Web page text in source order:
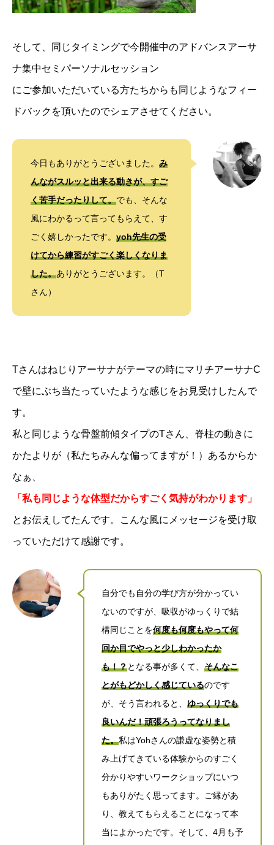
そして、同じタイミングで今開催中のアドバンスアーサ
ナ集中セミパーソナルセッション
にご参加いただいている方たちからも同じようなフィー
ドバックを頂いたのでシェアさせてください。
今日もありがとうございました。 み
んながスルッと出来る動きが、すご
く苦手だったりして。でも、そんな
風にわかるって言ってもらえて、す
ごく嬉しかったです。 yoh先生の受
けてから練習がすごく楽しくなりま
した。ありがとうございます。（T
さん）
Tさんはねじりアーサナがテーマの時にマリチアーサナC
で壁にぶち当たっていたような感じをお見受けしたんで
す。
私と同じような骨盤前傾タイプのTさん、脊柱の動きに
かたよりが（私たちみんな偏ってますが！）あるからか
なぁ、
「私も同じような体型だからすごく気持がわかります」
とお伝えしてたんです。こんな風にメッセージを受け取
っていただけて感謝です。
自分でも自分の学び方が分かってい
ないのですが、吸収がゆっくりで結
構同じことを何度も何度もやって何
回か目でやっと少しわかったか
も！？となる事が多くて、 そんなこ
とがもどかしく感じているのです
が、そう言われると、 ゆっくりでも
良いんだ！頑張ろうってなりまし
た。私はYohさんの謙虚な姿勢と積
み上げてきている体験からのすごく
分かりやすいワークショップにいつ
もありがたく思ってます。ご縁があ
り、教えてもらえることになって本
当によかったです。そして、4月も予